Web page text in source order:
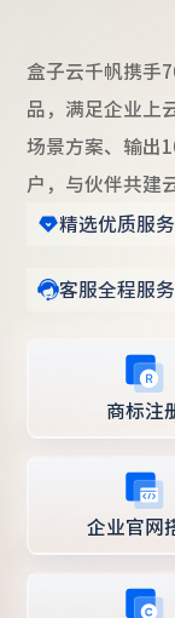
盒子云千帆携手
品，满足企业上
场景方案、输出
户，与伙伴共建
精选优质服
客服全程服务
商标注
企业官网